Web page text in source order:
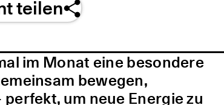
teilen
im Monat eine besondere
bewegen,
um neue Energie zu